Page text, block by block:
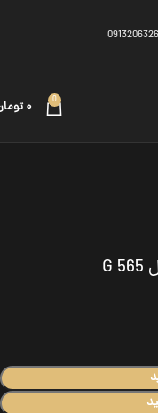
0 ۰